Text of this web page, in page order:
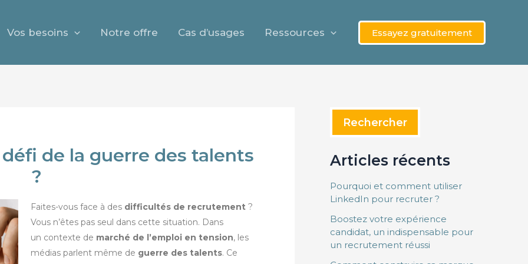
Vos besoins Notre offre Cas d’usages Ressources Essayez gratuitement
de la guerre des talents
?
Faites-vous face à des difficultés de recrutement ?
Vous n’êtes pas seul dans cette situation. Dans
un contexte de marché de l’emploi en tension, les
médias parlent même de guerre des talents. Ce
Rechercher
Articles récents
Pourquoi et comment utiliser
LinkedIn pour recruter ?
Boostez votre expérience
candidat, un indispensable pour
un recrutement réussi